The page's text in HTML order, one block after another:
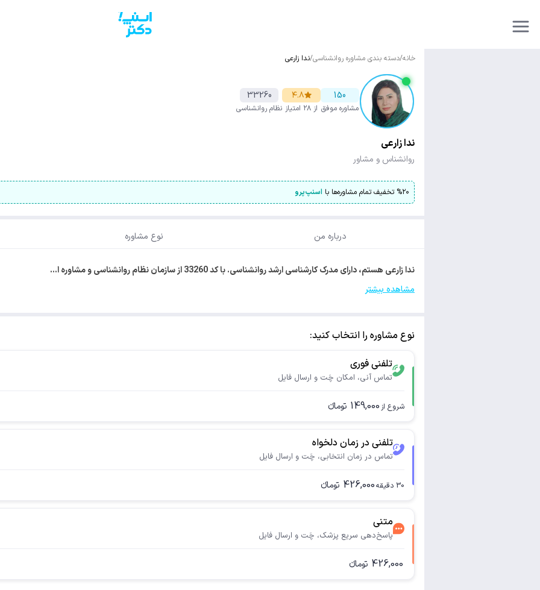
خانه/دسته بندی مشاوره روانشناسی/ندا زارعی
150
مشاوره موفق
۴.۸
از ۲۸ امتیاز
33260
نظام روانشناسی
ندا زارعی
روانشناس و مشاور
%۲۰ تخفیف تمام مشاوره‌ها با اسنپ‌پرو
درباره من نوع مشاوره
ندا زارعی هستم، دارای مدرک کارشناسی ارشد روانشناسی. با کد 33260 از سازمان نظام روانشناسی و مشاوره ا…
مشاهده بیشتر
نوع مشاوره را انتخاب کنید:
تلفنی فوری
تماس آنی، امکان چَت و ارسال فایل
شروع از 149,000 تومانء
تلفنی در زمان دلخواه
تماس در زمان انتخابی، چَت و ارسال فایل
30 دقیقه426,000 تومانء
متنی
پاسخ‌دهی سریع پزشک، چَت و ارسال فایل
426,000 تومانء